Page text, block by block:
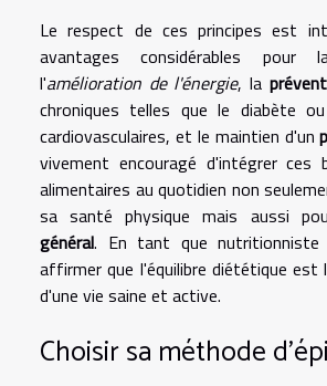
Le respect de ces principes est
avantages considérables
l'amélioration de l'énergie, la
chroniques telles que le diabète
cardiovasculaires, et le maintien d'un
vivement encouragé d'intégrer ces
alimentaires au quotidien non
sa santé physique mais aussi
général. En tant que nutritionniste
affirmer que l'équilibre diététique est
d'une vie saine et active.
Choisir sa méthode